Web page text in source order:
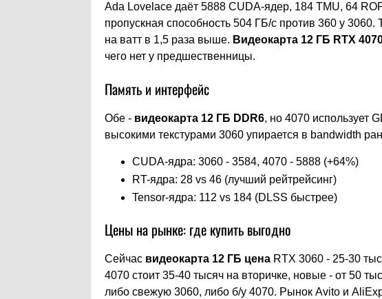
Ada Lovelace даёт 5888 CUDA-ядер, 184 TMU, 64
пропускная способность 504 ГБ/с против 360 у
на ватт в 1,5 раза выше. Видеокарта 12 ГБ RTX
чего нет у предшественницы.
Память и интерфейс
Обе - видеокарта 12 ГБ DDR6, но 4070 использует
высокими текстурами 3060 упирается в bandwidth
CUDA-ядра: 3060 - 3584, 4070 - 5888 (+64%)
RT-ядра: 28 vs 46 (лучший рейтрейсинг)
Tensor-ядра: 112 vs 184 (DLSS быстрее)
Цены на рынке: где купить выгодно
Сейчас видеокарта 12 ГБ цена RTX 3060 - 25-30
4070 стоит 35-40 тысяч на вторичке, новые - от 50
либо свежую 3060, либо б/у 4070. Рынок Avito и